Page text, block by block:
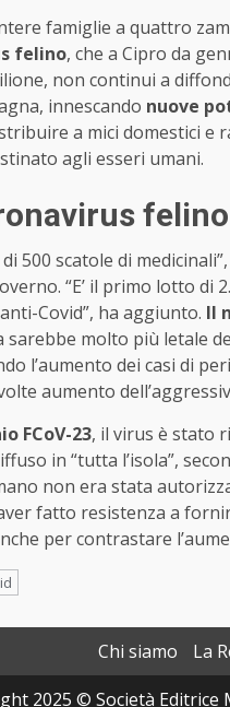
famiglie a quattro
felino, che a Cipro da
non continui a
innescando nuove
a mici domestici e
agli esseri umani.
felino
500 scatole di
“E’ il primo lotto di
Covid”, ha aggiunto. Il
sarebbe molto più letale
l’aumento dei casi di
aumento
FCoV-23, il virus è stato
in “tutta l’isola”,
non era stata
fatto resistenza a
per contrastare
Chi siamo La
2025 © Società Editrice